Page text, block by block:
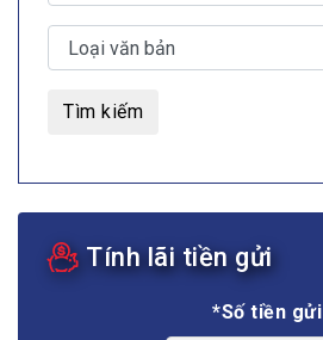
Tìm kiếm
Tính lãi tiền gửi
*Số tiền gửi